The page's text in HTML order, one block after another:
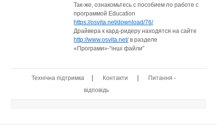
Так-же, ознакомьтесь с пособием по работе с
программой Education
https://osvita.net/download/76/
Драйвера к кард-ридеру находятся на сайте
http://www.osvita.net/в разделе
«Програми»-“інші файли”
Технічна підтримка | Контакти |
Питання -
відповідь